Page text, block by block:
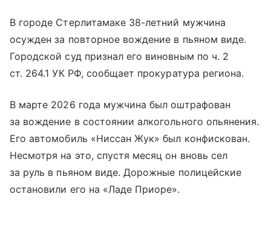
В городе Стерлитамаке 38-летний мужчина
осужден за повторное вождение в пьяном виде.
Городской суд признал его виновным по ч. 2
ст. 264.1 УК РФ, сообщает прокуратура региона.
В марте 2026 года мужчина был оштрафован
за вождение в состоянии алкогольного опьянения.
Его автомобиль «Ниссан Жук» был конфискован.
Несмотря на это, спустя месяц он вновь сел
за руль в пьяном виде. Дорожные полицейские
остановили его на «Ладе Приоре».